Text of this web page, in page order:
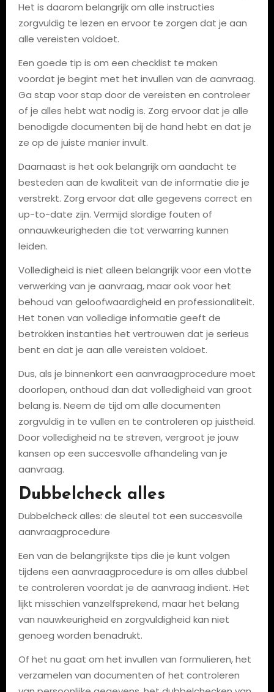
Het is daarom belangrijk om alle instructies
zorgvuldig te lezen en ervoor te zorgen dat je aan
alle vereisten voldoet.
Een goede tip is om een checklist te maken
voordat je begint met het invullen van de aanvraag.
Ga stap voor stap door de vereisten en controleer
of je alles hebt wat nodig is. Zorg ervoor dat je alle
benodigde documenten bij de hand hebt en dat je
ze op de juiste manier invult.
Daarnaast is het ook belangrijk om aandacht te
besteden aan de kwaliteit van de informatie die je
verstrekt. Zorg ervoor dat alle gegevens correct en
up-to-date zijn. Vermijd slordige fouten of
onnauwkeurigheden die tot verwarring kunnen
leiden.
Volledigheid is niet alleen belangrijk voor een vlotte
verwerking van je aanvraag, maar ook voor het
behoud van geloofwaardigheid en professionaliteit.
Het tonen van volledige informatie geeft de
betrokken instanties het vertrouwen dat je serieus
bent en dat je aan alle vereisten voldoet.
Dus, als je binnenkort een aanvraagprocedure moet
doorlopen, onthoud dan dat volledigheid van groot
belang is. Neem de tijd om alle documenten
zorgvuldig in te vullen en te controleren op juistheid.
Door volledigheid na te streven, vergroot je jouw
kansen op een succesvolle afhandeling van je
aanvraag.
Dubbelcheck alles
Dubbelcheck alles: de sleutel tot een succesvolle
aanvraagprocedure
Een van de belangrijkste tips die je kunt volgen
tijdens een aanvraagprocedure is om alles dubbel
te controleren voordat je de aanvraag indient. Het
lijkt misschien vanzelfsprekend, maar het belang
van nauwkeurigheid en zorgvuldigheid kan niet
genoeg worden benadrukt.
Of het nu gaat om het invullen van formulieren, het
verzamelen van documenten of het controleren